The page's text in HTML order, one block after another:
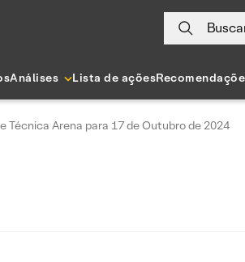
Análises Lista de ações
Técnica Arena para 17 de Outubro de 2024